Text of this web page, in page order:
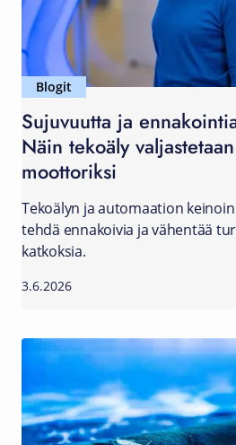
Blogit
Sujuvuutta ja
Näin tekoäly
moottoriksi
Tekoälyn ja automaation
tehdä ennakoivia ja vähentää
katkoksia.
3.6.2026